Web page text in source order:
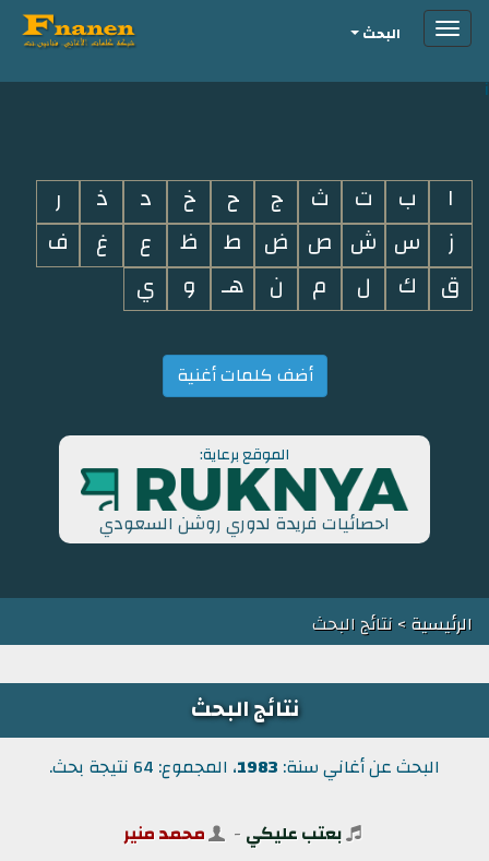
i
Toggleالبحث
ا ب ت ث ج ح خ د ذ
ر
ز
س ش ص ض ط ظ ع غ
ف
ق
ك ل م ن هـ و ي
أضف كلمات أغنية
الموقع برعاية:
احصائيات فريدة لدوري روشن السعودي
الرئيسية> نتائج البحث
نتائج البحث
البحث عن أغاني سنة: 1983، المجموع: 64 نتيجة بحث.
بعتب عليكي - محمد منير